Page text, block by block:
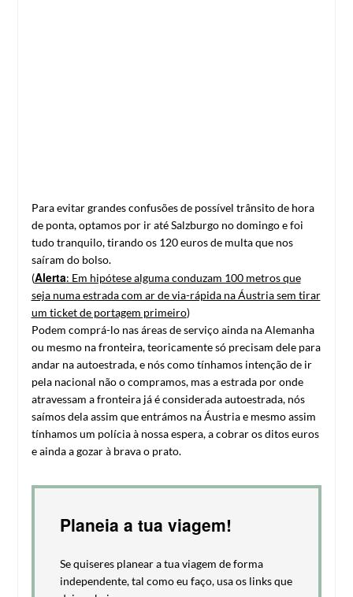
Para evitar grandes confusões de possível trânsito de hora
de ponta, optamos por ir até Salzburgo no domingo e foi
tudo tranquilo, tirando os 120 euros de multa que nos
saíram do bolso.
(Alerta: Em hipótese alguma conduzam 100 metros que
seja numa estrada com ar de via-rápida na Áustria sem tirar
um ticket de portagem primeiro)
Podem comprá-lo nas áreas de serviço ainda na Alemanha
ou mesmo na fronteira, teoricamente só precisam dele para
andar na autoestrada, e nós como tínhamos intenção de ir
pela nacional não o compramos, mas a estrada por onde
atravessam a fronteira já é considerada autoestrada, nós
saímos dela assim que entrámos na Áustria e mesmo assim
tínhamos um polícia à nossa espera, a cobrar os ditos euros
e ainda a gozar à brava o prato.
Planeia a tua viagem!
Se quiseres planear a tua viagem de forma
independente, tal como eu faço, usa os links que